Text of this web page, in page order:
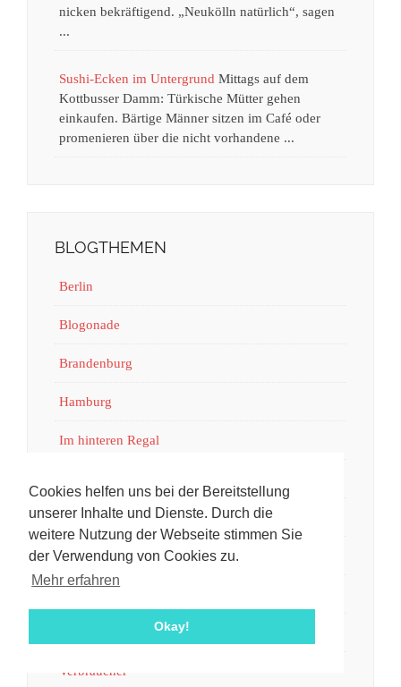
Cookies helfen uns bei der Bereitstellung
unserer Inhalte und Dienste. Durch die
weitere Nutzung der Webseite stimmen Sie
der Verwendung von Cookies zu.
Mehr erfahren
Okay!
nicken bekräftigend. „Neukölln natürlich“, sagen
...
Sushi-Ecken im Untergrund Mittags auf dem
Kottbusser Damm: Türkische Mütter gehen
einkaufen. Bärtige Männer sitzen im Café oder
promenieren über die nicht vorhandene ...
BLOGTHEMEN
Berlin
Blogonade
Brandenburg
Hamburg
Im hinteren Regal
Plakatkritik
Schnappschuss
Verbraucher